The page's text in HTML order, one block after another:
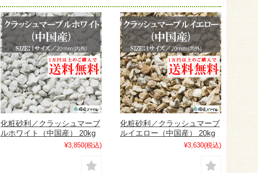
化粧砂利／クラッシュマーブ
ルホワイト（中国産） 20kg
¥3,850(税込)
化粧砂利／クラッシュマーブ
ルイエロー（中国産） 20kg
¥3,630(税込)